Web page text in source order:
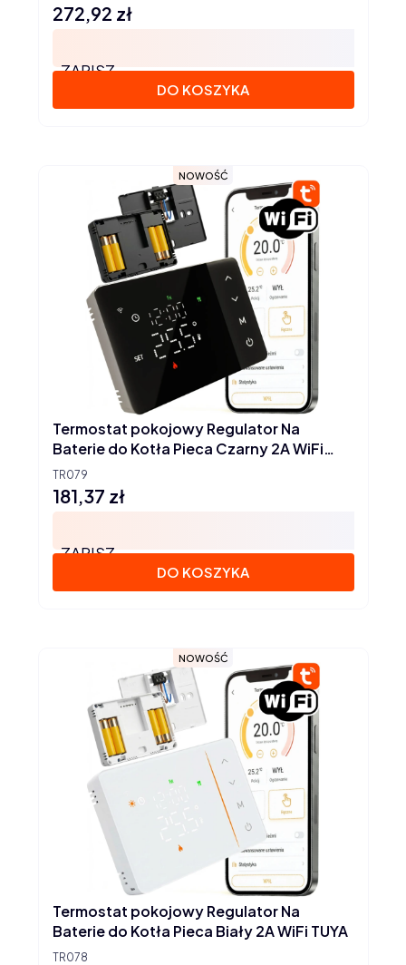
Cena
272,92 zł
ZAPISZ
DO KOSZYKA
NOWOŚĆ
TR079
Termostat pokojowy Regulator Na
Baterie do Kotła Pieca Czarny 2A WiFi
TUYA
Cena
181,37 zł
ZAPISZ
DO KOSZYKA
NOWOŚĆ
TR078
Termostat pokojowy Regulator Na
Baterie do Kotła Pieca Biały 2A WiFi TUYA